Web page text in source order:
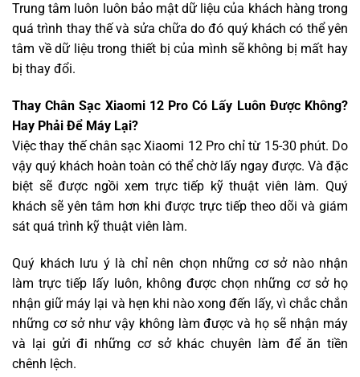
Trung tâm luôn luôn bảo mật dữ liệu của khách hàng trong
quá trình thay thế và sửa chữa do đó quý khách có thể yên
tâm về dữ liệu trong thiết bị của mình sẽ không bị mất hay
bị thay đổi.
Thay Chân Sạc Xiaomi 12 Pro Có Lấy Luôn Được Không?
Hay Phải Để Máy Lại?
Việc thay thế chân sạc Xiaomi 12 Pro chỉ từ 15-30 phút. Do
vậy quý khách hoàn toàn có thể chờ lấy ngay được. Và đặc
biệt sẽ được ngồi xem trực tiếp kỹ thuật viên làm. Quý
khách sẽ yên tâm hơn khi được trực tiếp theo dõi và giám
sát quá trình kỹ thuật viên làm.
Quý khách lưu ý là chỉ nên chọn những cơ sở nào nhận
làm trực tiếp lấy luôn, không được chọn những cơ sở họ
nhận giữ máy lại và hẹn khi nào xong đến lấy, vì chắc chắn
những cơ sở như vậy không làm được và họ sẽ nhận máy
và lại gửi đi những cơ sở khác chuyên làm để ăn tiền
chênh lệch.